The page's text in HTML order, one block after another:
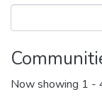
Now showing 1 -